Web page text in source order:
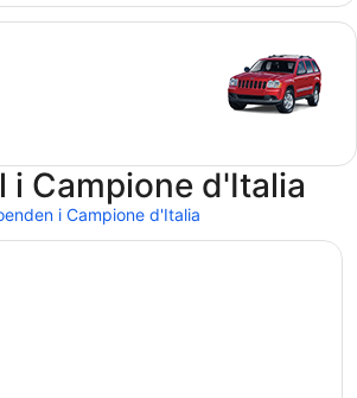
i Campione d'Italia
i Campione d'Italia